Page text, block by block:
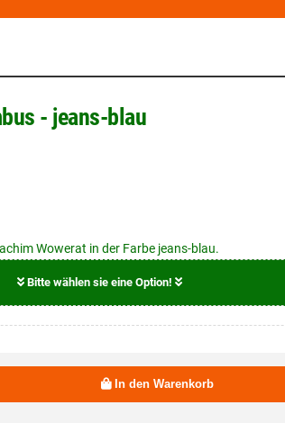
- jeans-blau
Wowerat in der Farbe jeans-blau.
Bitte wählen sie eine Option!
In den Warenkorb